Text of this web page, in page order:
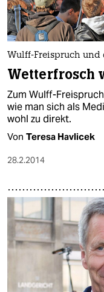
Wulff-Freispruch und
Wetterfrosch
Zum Wulff-
wie man sich als
wohl zu direkt.
Von Teresa Havlicek
28.2.2014